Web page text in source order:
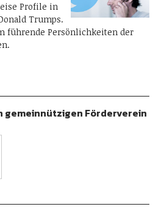
Profile in
Trumps.
führende Persönlichkeiten der
gemeinnützigen Förderverein